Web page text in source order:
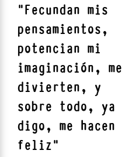
"Fecundan mis
pensamientos,
potencian mi
imaginación, me
divierten, y
sobre todo, ya
digo, me hacen
feliz"